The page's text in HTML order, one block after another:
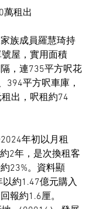
萬租出
族成員羅慧琦持
屋，實用面積
，連735平方呎花
394平方呎車庫，
出，呎租約74
年初以月租
2年，是次換租客
23%。資料顯
約1.47億元購入
報約1.6厘。